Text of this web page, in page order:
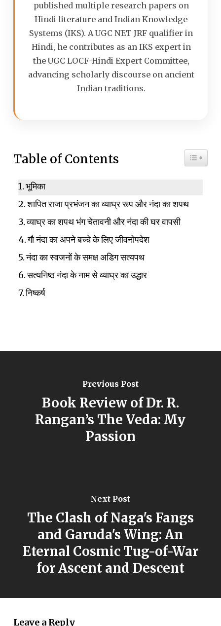
published multiple research papers on
Hindi literature and Indian Knowledge
Systems (IKS). A UGC NET JRF qualifier in
Hindi, he contributes as an IKS expert in
the UGC LOCF-Hindi Expert Committee,
advancing scholarly discourse on ancient
Indian traditions.
Table of Contents Toggle
भूमिका
शापित राजा प्रभंजन का व्याघ्र रूप और नंदा का शपथ
व्याघ्र का शपथ भंग चेतावनी और नंदा की घर वापसी
गौ नंदा का अपने बच्चे के लिए जीवनोपदेश
नंदा का स्वजनों के समक्ष अडिग सत्यपथ
सत्यनिष्ठ नंदा के नाम से व्याघ्र का उद्धार
निष्कर्ष
Previous Post
Book Review of Dr. R.
Rangan’s The Veda: My
Passion
Next Post
The Clash of Naga's Fangs
and Garuda's Wing: An
Eternal Cosmic Tug-of-War
for Ascent and Descent
Leave a Reply